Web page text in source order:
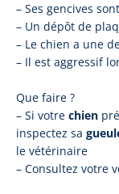
– Ses gencives
– Un dépôt de
– Le chien a une
– Il est aggressif
Que faire ?
– Si votre chien
inspectez sa
le vétérinaire
– Consultez votre